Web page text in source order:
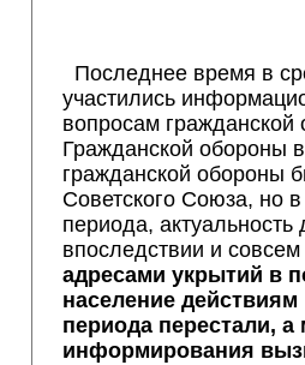
Последнее время в
участились
вопросам
Гражданской обороны
гражданской обороны
Советского Союза, но
периода,
впоследствии и
адресами укрытий в
население
периода перестали,
информирования